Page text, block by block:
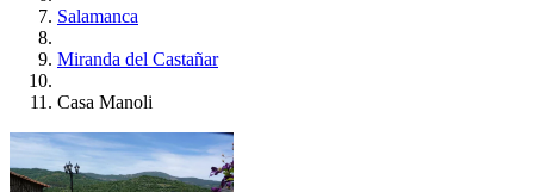
Salamanca
Miranda del Castañar
Casa Manoli